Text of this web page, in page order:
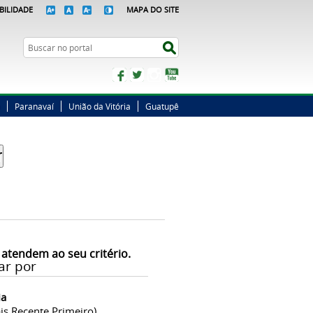
MAPA DO SITE
Busca
FacebookTwitterInstagram
Paranavaí União da Vitória Guatupê
ao seu critério.
por